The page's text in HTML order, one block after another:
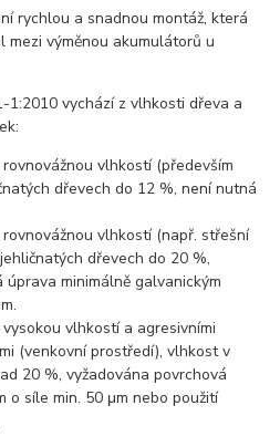
rychlou a snadnou montáž, která
výměnou akumulátorů u
vychází z vlhkosti dřeva a
vlhkostí (především
dřevech do 12 %, není nutná
vlhkostí (např. střešní
dřevech do 20 %,
minimálně galvanickým
vlhkostí a agresivními
(venkovní prostředí), vlhkost v
20 %, vyžadována povrchová
o síle min. 50 μm nebo použití